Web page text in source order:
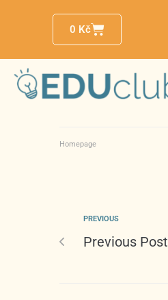
0 Kč
Homepage
PREVIOUS
Previous Post